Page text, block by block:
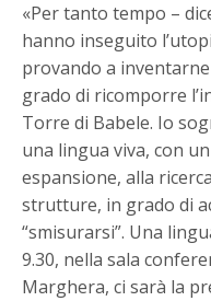
«Per tanto tempo –
hanno inseguito
provando a
grado di ricomporre
Torre di Babele. Io
una lingua viva, con
espansione, alla
strutture, in grado di
“smisurarsi”. Una
9.30, nella sala
Marghera, ci sarà la